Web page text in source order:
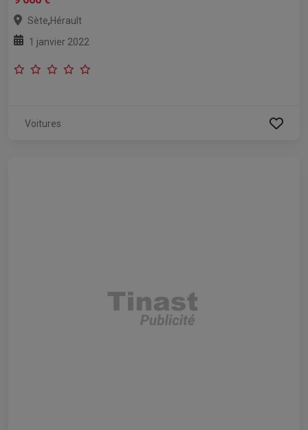
Sète,Hérault
1 janvier 2022
Voitures